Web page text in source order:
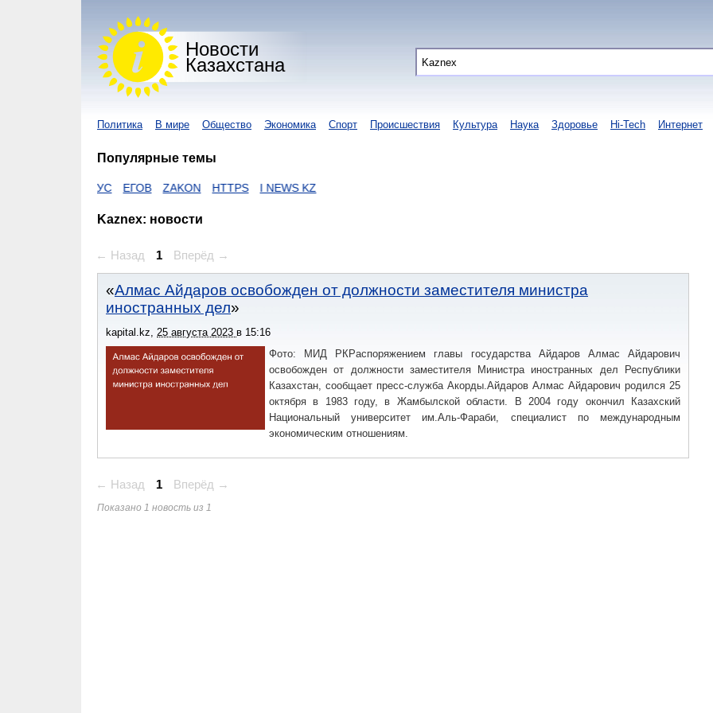
Новости
Казахстана
Политика В мире Общество Экономика Спорт Происшествия Культура Наука Здоровье Hi-Tech Интернет
Популярные темы
ЕГОВ ZAKON HTTPS I NEWS KZ
Kaznex: новости
← Назад 1 Вперёд →
Алмас Айдаров освобожден от должности заместителя министра
иностранных дел
kapital.kz, 25 августа 2023 в 15:16
Фото: МИД РКРаспоряжением главы государства Айдаров Алмас Айдарович
освобожден от должности заместителя Министра иностранных дел Республики
Казахстан, сообщает пресс-служба Акорды.Айдаров Алмас Айдарович родился 25
октября в 1983 году, в Жамбылской области. В 2004 году окончил Казахский
Национальный университет им.Аль-Фараби, специалист по международным
экономическим отношениям.
← Назад 1 Вперёд →
Показано 1 новость из 1